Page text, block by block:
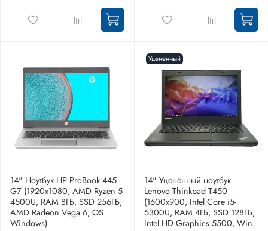
14" Ноутбук HP ProBook 445
G7 (1920x1080, AMD Ryzen 5
4500U, RAM 8ГБ, SSD 256ГБ,
AMD Radeon Vega 6, OS
Windows)
Уценённый
14" Уценённый ноутбук
Lenovo Thinkpad T450
(1600x900, Intel Core i5-
5300U, RAM 4ГБ, SSD 128ГБ,
Intel HD Graphics 5500, Win